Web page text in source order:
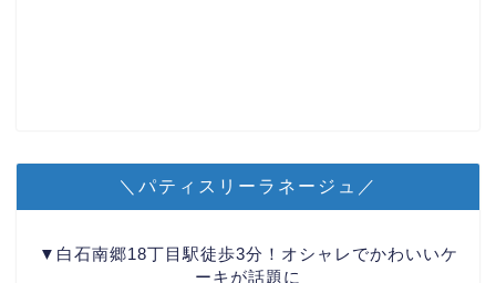
＼パティスリーラネージュ／
▼白石南郷18丁目駅徒歩3分！オシャレでかわいいケ
ーキが話題に